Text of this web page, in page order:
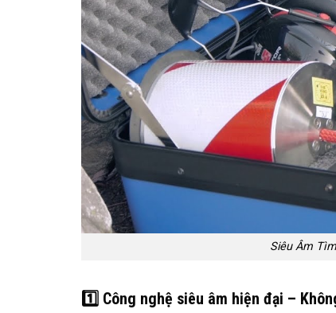
Siêu Âm
1️ Công nghệ siêu âm hiện đại –